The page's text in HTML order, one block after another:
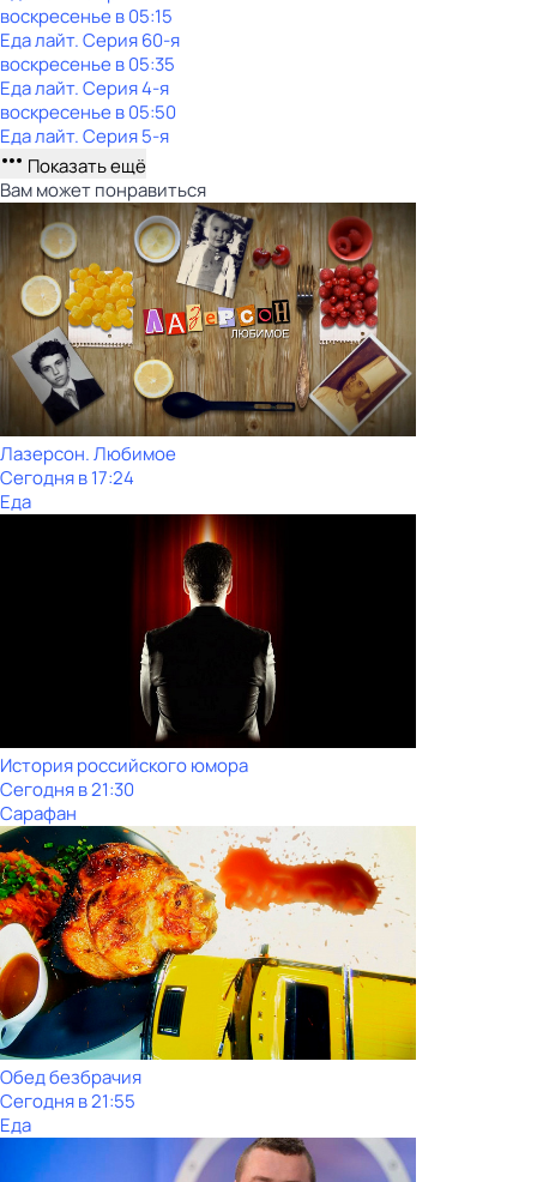
воскресенье в05:15
Еда лайт. Серия 60-я
воскресенье в05:35
Еда лайт. Серия 4-я
воскресенье в05:50
Еда лайт. Серия 5-я
Показать ещё
Вам может понравиться
Лазерсон. Любимое
Сегодня в 17:24
Еда
История российского юмора
Сегодня в 21:30
Сарафан
Обед безбрачия
Сегодня в 21:55
Еда